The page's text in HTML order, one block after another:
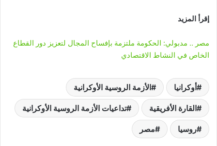
إقرأ المزيد
مصر .. مدبولي: الحكومة ملتزمة بإفساح المجال لتعزيز دور القطاع
الخاص في النشاط الاقتصادي
أوكرانيا الأزمة الروسية الأوكرانية
القارة الأفريقية تداعيات الأزمة الروسية الأوكرانية
روسيا مصر